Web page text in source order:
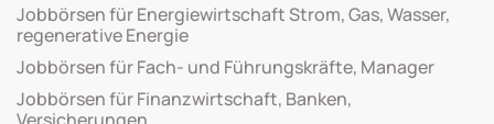
Jobbörsen für Energiewirtschaft Strom, Gas, Wasser,
regenerative Energie
Jobbörsen für Fach- und Führungskräfte, Manager
Jobbörsen für Finanzwirtschaft, Banken,